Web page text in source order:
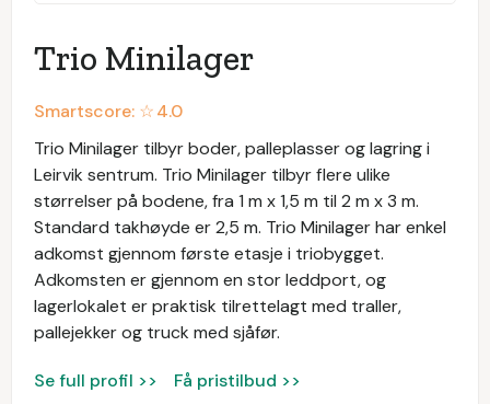
Trio Minilager
Smartscore: ☆4.0
Trio Minilager tilbyr boder, palleplasser og lagring i
Leirvik sentrum. Trio Minilager tilbyr flere ulike
størrelser på bodene, fra 1 m x 1,5 m til 2 m x 3 m.
Standard takhøyde er 2,5 m. Trio Minilager har enkel
adkomst gjennom første etasje i triobygget.
Adkomsten er gjennom en stor leddport, og
lagerlokalet er praktisk tilrettelagt med traller,
pallejekker og truck med sjåfør.
Se full profil >> Få pristilbud >>